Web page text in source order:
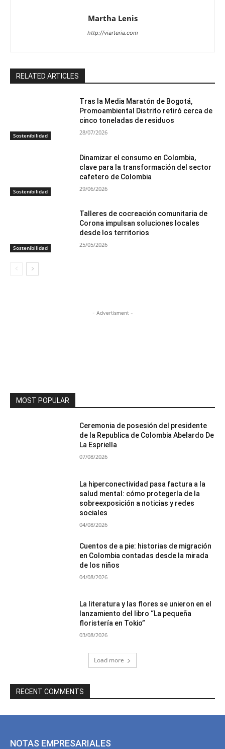
Martha Lenis
http://viarteria.com
RELATED ARTICLES
Sostenibilidad
Tras la Media Maratón de Bogotá,
Promoambiental Distrito retiró cerca de
cinco toneladas de residuos
28/07/2026
Sostenibilidad
Dinamizar el consumo en Colombia,
clave para la transformación del sector
cafetero de Colombia
29/06/2026
Sostenibilidad
Talleres de cocreación comunitaria de
Corona impulsan soluciones locales
desde los territorios
25/05/2026
- Advertisment -
MOST POPULAR
Ceremonia de posesión del presidente
de la Republica de Colombia Abelardo De
La Espriella
07/08/2026
La hiperconectividad pasa factura a la
salud mental: cómo protegerla de la
sobreexposición a noticias y redes
sociales
04/08/2026
Cuentos de a pie: historias de migración
en Colombia contadas desde la mirada
de los niños
04/08/2026
La literatura y las flores se unieron en el
lanzamiento del libro “La pequeña
floristería en Tokio”
03/08/2026
Load more
RECENT COMMENTS
NOTAS EMPRESARIALES